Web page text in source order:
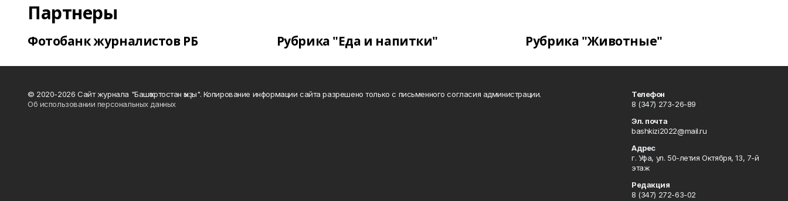
Партнеры
Фотобанк журналистов РБ Рубрика "Еда и напитки" Рубрика "Животные"
© 2020-2026 Сайт журнала "Башҡортостан ҡыҙы". Копирование информации сайта разрешено только с письменного согласия администрации.
Об использовании персональных данных
Телефон
8 (347) 273-26-89
Эл. почта
bashkizi2022@mail.ru
Адрес
г. Уфа, ул. 50-летия Октября, 13, 7-й
этаж
Редакция
8 (347) 272-63-02